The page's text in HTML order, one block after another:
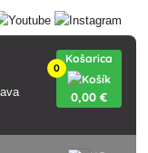
0
Košarica
0,00 €